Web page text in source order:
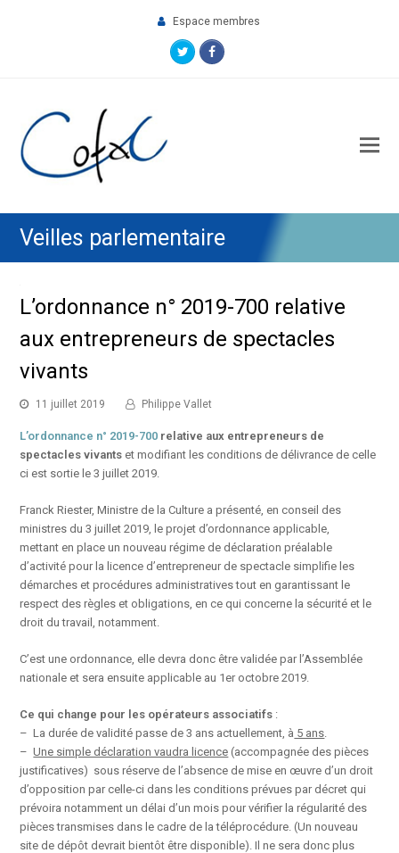
Espace membres
TwitterFacebook
Veilles parlementaire
L’ordonnance n° 2019-700 relative
aux entrepreneurs de spectacles
vivants
11 juillet 2019 Philippe Vallet
L’ordonnance n° 2019-700 relative aux entrepreneurs de
spectacles vivants et modifiant les conditions de délivrance de celle
ci est sortie le 3 juillet 2019.
Franck Riester, Ministre de la Culture a présenté, en conseil des
ministres du 3 juillet 2019, le projet d’ordonnance applicable,
mettant en place un nouveau régime de déclaration préalable
d’activité pour la licence d’entrepreneur de spectacle simplifie les
démarches et procédures administratives tout en garantissant le
respect des règles et obligations, en ce qui concerne la sécurité et le
droit du travail, notamment.
C’est une ordonnance, elle devra donc être validée par l’Assemblée
nationale et sera ensuite applicable au 1er octobre 2019.
Ce qui change pour les opérateurs associatifs :
– La durée de validité passe de 3 ans actuellement, à 5 ans.
–Une simple déclaration vaudra licence (accompagnée des pièces
justificatives) sous réserve de l’absence de mise en œuvre d’un droit
d’opposition par celle-ci dans les conditions prévues par décret qui
prévoira notamment un délai d’un mois pour vérifier la régularité des
pièces transmises dans le cadre de la téléprocédure. (Un nouveau
site de dépôt devrait bientôt être disponible). Il ne sera donc plus